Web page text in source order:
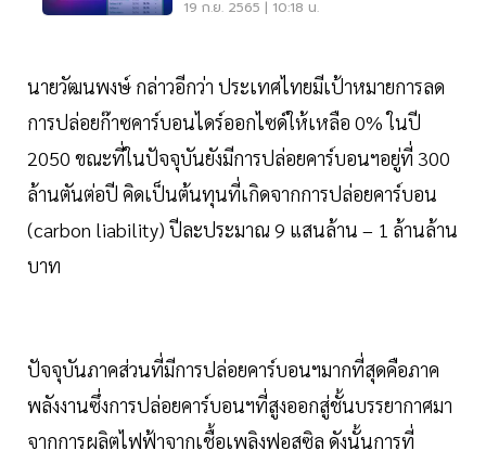
ไหร่ เช็คเลย
19 ก.ย. 2565 | 10:18 น.
นายวัฒนพงษ์ กล่าวอีกว่า ประเทศไทยมีเป้าหมายการลด
การปล่อยก๊าซคาร์บอนไดร์ออกไซด์ให้เหลือ 0% ในปี
2050 ขณะที่ในปัจจุบันยังมีการปล่อยคาร์บอนฯอยู่ที่ 300
ล้านตันต่อปี คิดเป็นต้นทุนที่เกิดจากการปล่อยคาร์บอน
(carbon liability) ปีละประมาณ 9 แสนล้าน – 1 ล้านล้าน
บาท
ปัจจุบันภาคส่วนที่มีการปล่อยคาร์บอนฯมากที่สุดคือภาค
พลังงานซึ่งการปล่อยคาร์บอนฯที่สูงออกสู่ชั้นบรรยากาศมา
จากการผลิตไฟฟ้าจากเชื้อเพลิงฟอสซิล ดังนั้นการที่